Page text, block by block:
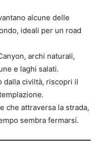
alcune delle
ideali per un road
archi naturali,
e laghi salati.
dalla civiltà, riscopri il
che attraversa la strada,
sembra fermarsi.